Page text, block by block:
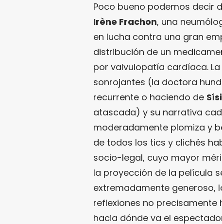
Poco bueno podemos decir
Irène Frachon, una
en lucha contra una gran
distribución de un
por valvulopatía cardíaca.
sonrojantes (la doctora
recurrente o haciendo de
atascada) y su narrativa
moderadamente plomiza y
de todos los tics y clichés
socio-legal, cuyo mayor
la proyección de la película
extremadamente generoso,
reflexiones no
hacia dónde va el